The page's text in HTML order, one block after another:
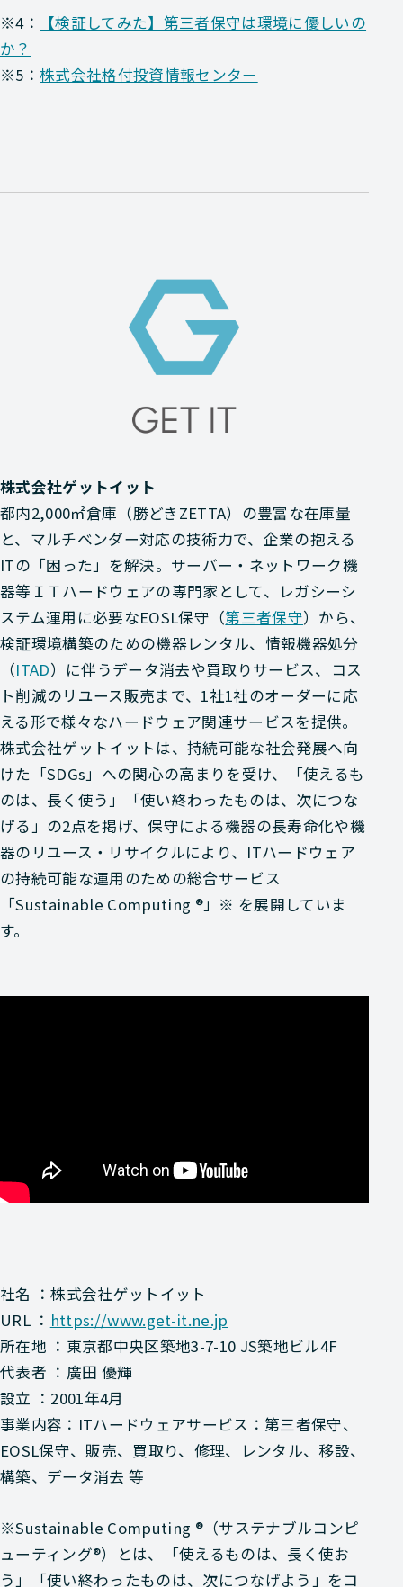
※4：
【検証してみた】第三者保守は環境に優しいの
か？
※5：株式会社格付投資情報センター
株式会社ゲットイット
都内2,000㎡倉庫（勝どきZETTA）の豊富な在庫量
と、マルチベンダー対応の技術力で、企業の抱える
ITの「困った」を解決。サーバー・ネットワーク機
器等ＩＴハードウェアの専門家として、レガシーシ
ステム運用に必要なEOSL保守（第三者保守）から、
検証環境構築のための機器レンタル、情報機器処分
（ITAD）に伴うデータ消去や買取りサービス、コス
ト削減のリユース販売まで、1社1社のオーダーに応
える形で様々なハードウェア関連サービスを提供。
株式会社ゲットイットは、持続可能な社会発展へ向
けた「SDGs」への関心の高まりを受け、「使えるも
のは、長く使う」「使い終わったものは、次につな
げる」の2点を掲げ、保守による機器の長寿命化や機
器のリユース・リサイクルにより、ITハードウェア
の持続可能な運用のための総合サービス
「Sustainable Computing ®」※ を展開していま
す。
社名 ：株式会社ゲットイット
URL ： https://www.get-it.ne.jp
所在地 ：東京都中央区築地3-7-10 JS築地ビル4F
代表者 ：廣田 優輝
設立 ：2001年4月
事業内容：ITハードウェアサービス：第三者保守、
EOSL保守、販売、買取り、修理、レンタル、移設、
構築、データ消去 等
※Sustainable Computing ®（サステナブルコンピ
ューティング®）とは、「使えるものは、長く使お
う」「使い終わったものは、次につなげよう」をコ